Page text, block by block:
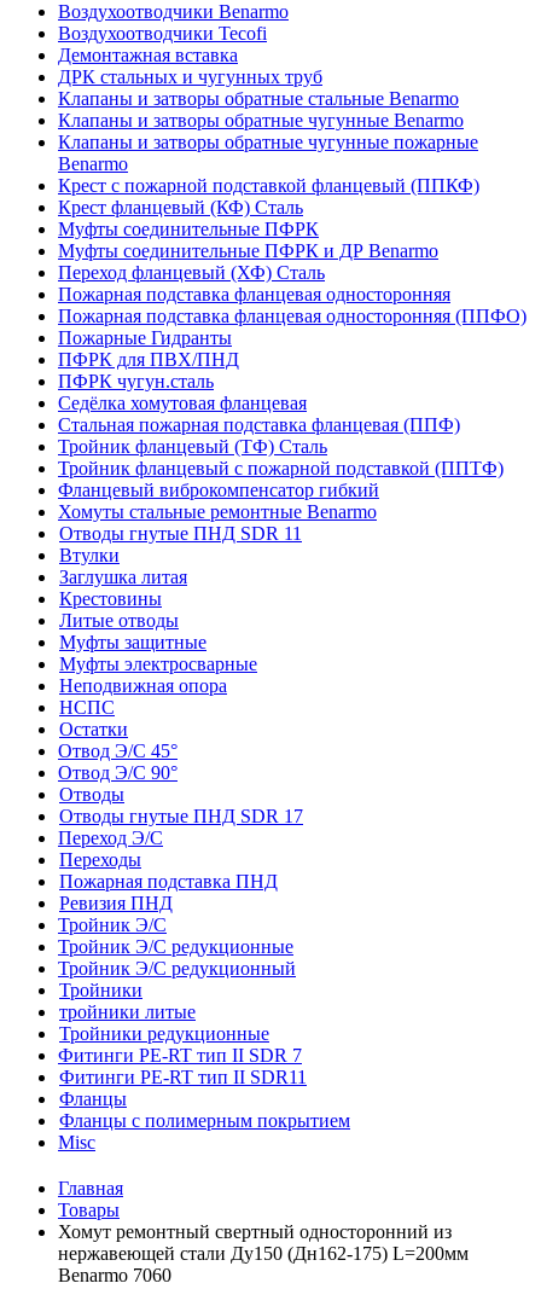
Воздухоотводчики Benarmo
Воздухоотводчики Tecofi
Демонтажная вставка
ДРК стальных и чугунных труб
Клапаны и затворы обратные стальные Benarmo
Клапаны и затворы обратные чугунные Benarmo
Клапаны и затворы обратные чугунные пожарные
Benarmo
Крест с пожарной подставкой фланцевый (ППКФ)
Крест фланцевый (КФ) Сталь
Муфты соединительные ПФРК
Муфты соединительные ПФРК и ДР Benarmo
Переход фланцевый (ХФ) Сталь
Пожарная подставка фланцевая односторонняя
Пожарная подставка фланцевая односторонняя (ППФО)
Пожарные Гидранты
ПФРК для ПВХ/ПНД
ПФРК чугун.сталь
Седёлка хомутовая фланцевая
Стальная пожарная подставка фланцевая (ППФ)
Тройник фланцевый (ТФ) Сталь
Тройник фланцевый с пожарной подставкой (ППТФ)
Фланцевый виброкомпенсатор гибкий
Хомуты стальные ремонтные Benarmo
Отводы гнутые ПНД SDR 11
Втулки
Заглушка литая
Крестовины
Литые отводы
Муфты защитные
Муфты электросварные
Неподвижная опора
НСПС
Остатки
Отвод Э/С 45°
Отвод Э/С 90°
Отводы
Отводы гнутые ПНД SDR 17
Переход Э/С
Переходы
Пожарная подставка ПНД
Ревизия ПНД
Тройник Э/С
Тройник Э/С редукционные
Тройник Э/С редукционный
Тройники
тройники литые
Тройники редукционные
Фитинги PE-RT тип II SDR 7
Фитинги PE-RT тип II SDR11
Фланцы
Фланцы с полимерным покрытием
Misc
Главная
Товары
Хомут ремонтный свертный односторонний из
нержавеющей стали Ду150 (Дн162-175) L=200мм
Benarmo 7060